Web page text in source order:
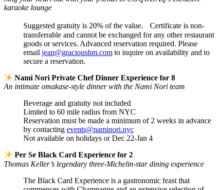
karaoke lounge
Suggested gratuity is 20% of the value. Certificate is non-
transferrable and cannot be exchanged for any other restaurant
goods or services. Advanced reservation required. Please
email jean@gracioushm.com to inquire on availability and to
secure a reservation.
Nami Nori Private Chef Dinner Experience for 8
An intimate omakase-style dinner with the Nami Nori team
Beverage and gratuity not included
Limited to 60 mile radius from NYC
Reservation must be made a minimum of 2 weeks in advance
by contacting events@naminori.nyc
Not available on holidays or Dec 22-Jan 4
Per Se Black Card Experience for 2
Thomas Keller’s legendary three-Michelin-star dining experience
The Black Card Experience is a gastronomic feast that